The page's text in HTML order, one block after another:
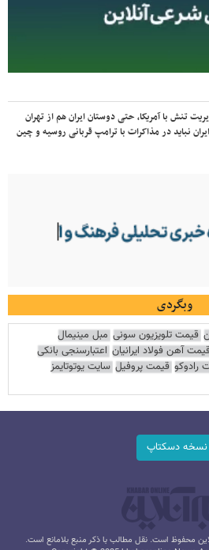
تنش با آمریکا، حتی دوستان ایران هم از تهران
نباید در مذاکرات با ترامپ قربانی روسیه و چین
وبگردی
قیمت تلویزیون سونی مبل مینیمال
آهن فولاد ایرانیان اعتبارسنجی بانکی
رادوکو قیمت پروفیل سایت یوتوتایمز
نسخه دسکتاپ
محفوظ است. نقل مطالب با ذکر منبع بلامانع است.